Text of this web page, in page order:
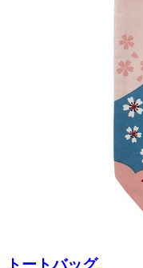
トートバッグ